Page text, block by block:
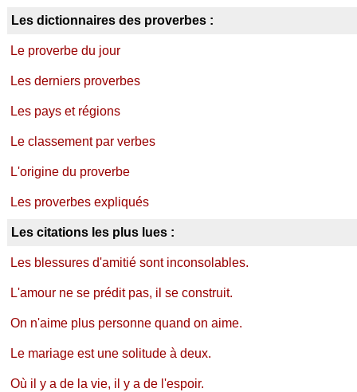
Les dictionnaires des proverbes :
Le proverbe du jour
Les derniers proverbes
Les pays et régions
Le classement par verbes
L'origine du proverbe
Les proverbes expliqués
Les citations les plus lues :
Les blessures d'amitié sont inconsolables.
L'amour ne se prédit pas, il se construit.
On n'aime plus personne quand on aime.
Le mariage est une solitude à deux.
Où il y a de la vie, il y a de l'espoir.